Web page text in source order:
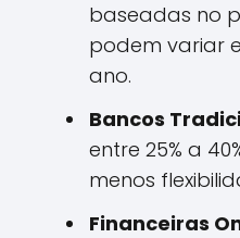
baseadas no
podem variar
ano.
Bancos
entre 25% a
menos
Financeiras